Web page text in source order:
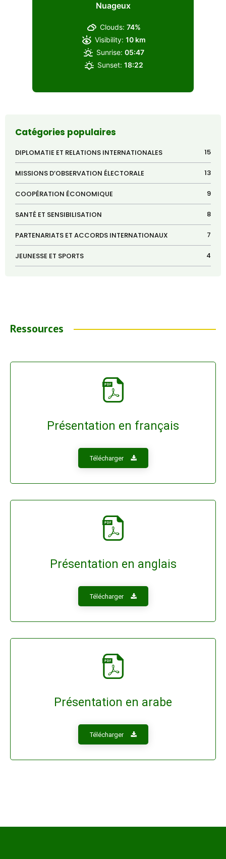
Nuageux
Clouds: 74%
Visibility: 10 km
Sunrise: 05:47
Sunset: 18:22
Catégories populaires
DIPLOMATIE ET RELATIONS INTERNATIONALES 15
MISSIONS D’OBSERVATION ÉLECTORALE 13
COOPÉRATION ÉCONOMIQUE 9
SANTÉ ET SENSIBILISATION 8
PARTENARIATS ET ACCORDS INTERNATIONAUX 7
JEUNESSE ET SPORTS 4
Ressources
Présentation en français
Télécharger
Présentation en anglais
Télécharger
Présentation en arabe
Télécharger